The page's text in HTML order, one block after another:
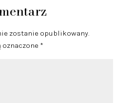
zostanie opublikowany.
oznaczone *